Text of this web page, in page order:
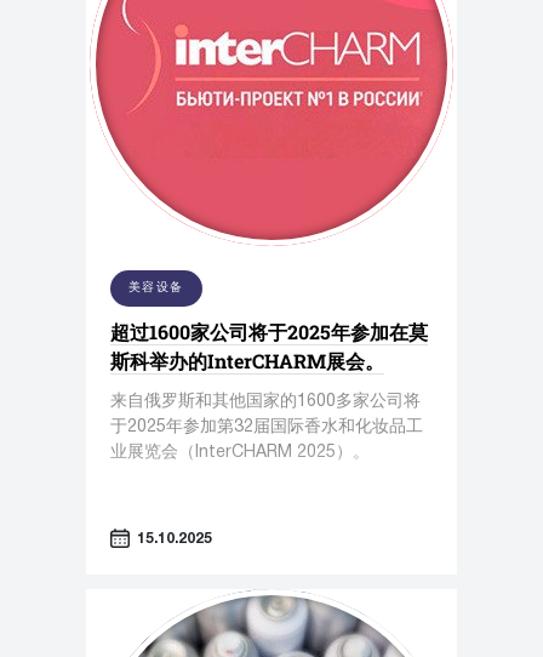
美容设备
超过1600家公司将于2025年参加在莫
斯科举办的InterCHARM展会。
来自俄罗斯和其他国家的1600多家公司将
于2025年参加第32届国际香水和化妆品工
业展览会（InterCHARM 2025）。
15.10.2025